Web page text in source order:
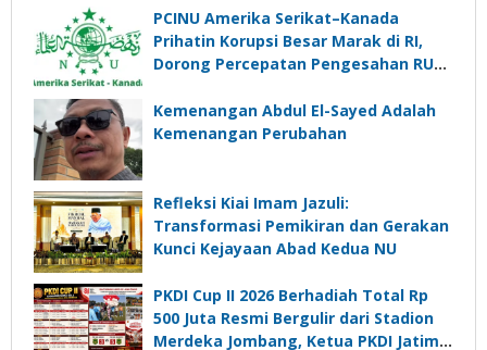
PCINU Amerika Serikat–Kanada
Prihatin Korupsi Besar Marak di RI,
Dorong Percepatan Pengesahan RUU
Kemenangan Abdul El-Sayed Adalah
Kemenangan Perubahan
Refleksi Kiai Imam Jazuli:
Transformasi Pemikiran dan Gerakan
Kunci Kejayaan Abad Kedua NU
PKDI Cup II 2026 Berhadiah Total Rp
500 Juta Resmi Bergulir dari Stadion
Merdeka Jombang, Ketua PKDI Jatim: